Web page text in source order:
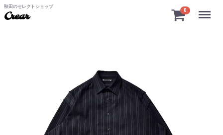
秋田のセレクトショップ
Crear
0 Menu